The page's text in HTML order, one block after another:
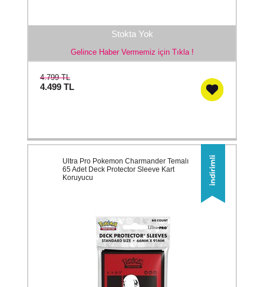
Stokta Yok
Gelince Haber Vermemiz için Tıkla !
4.799 TL
4.499 TL
Ultra Pro Pokemon Charmander Temalı
65 Adet Deck Protector Sleeve Kart
Koruyucu